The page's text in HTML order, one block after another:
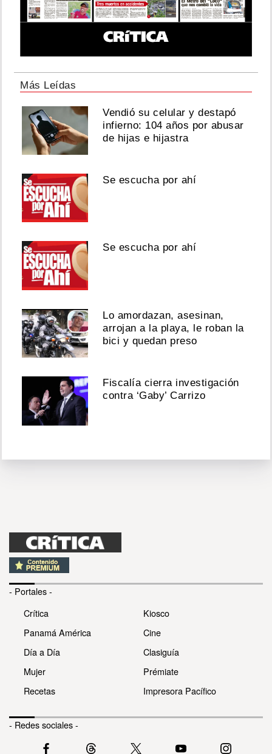
Más Leídas
Vendió su celular y destapó
infierno: 104 años por abusar
de hijas e hijastra
Se escucha por ahí
Se escucha por ahí
Lo amordazan, asesinan,
arrojan a la playa, le roban la
bici y quedan preso
Fiscalía cierra investigación
contra ‘Gaby’ Carrizo
- Portales -
Crítica
Panamá América
Día a Día
Mujer
Recetas
Kiosco
Cine
Clasiguía
Prémiate
Impresora Pacífico
- Redes sociales -